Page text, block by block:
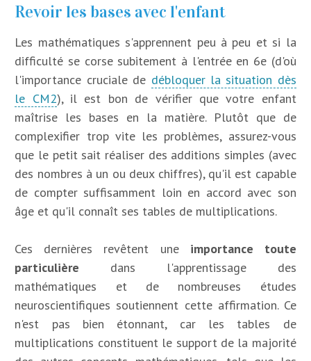
Revoir les bases avec l'enfant
Les mathématiques s'apprennent peu à peu et si la
difficulté se corse subitement à l'entrée en 6e (d'où
l'importance cruciale de débloquer la situation dès
le CM2), il est bon de vérifier que votre enfant
maîtrise les bases en la matière. Plutôt que de
complexifier trop vite les problèmes, assurez-vous
que le petit sait réaliser des additions simples (avec
des nombres à un ou deux chiffres), qu'il est capable
de compter suffisamment loin en accord avec son
âge et qu'il connaît ses tables de multiplications.
Ces dernières revêtent une importance toute
particulière dans l'apprentissage des
mathématiques et de nombreuses études
neuroscientifiques soutiennent cette affirmation. Ce
n'est pas bien étonnant, car les tables de
multiplications constituent le support de la majorité